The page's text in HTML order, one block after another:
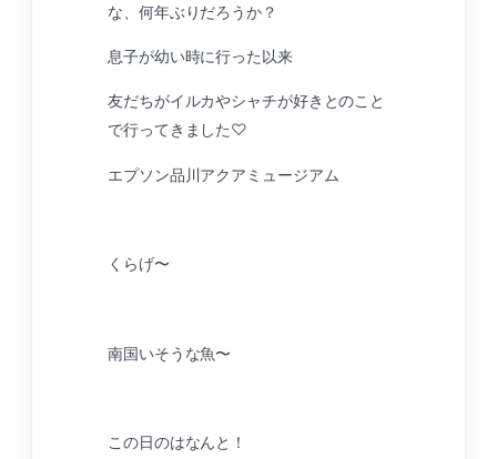
な、何年ぶりだろうか？
息子が幼い時に行った以来
友だちがイルカやシャチが好きとのこと
で行ってきました♡
エプソン品川アクアミュージアム
くらげ〜
南国いそうな魚〜
この日のはなんと！